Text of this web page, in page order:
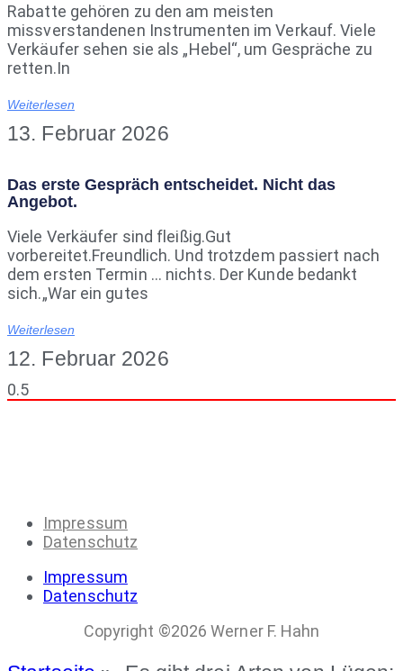
Rabatte gehören zu den am meisten
missverstandenen Instrumenten im Verkauf. Viele
Verkäufer sehen sie als „Hebel“, um Gespräche zu
retten.In
Weiterlesen
13. Februar 2026
Das erste Gespräch entscheidet. Nicht das
Angebot.
Viele Verkäufer sind fleißig.Gut
vorbereitet.Freundlich. Und trotzdem passiert nach
dem ersten Termin … nichts. Der Kunde bedankt
sich.„War ein gutes
Weiterlesen
12. Februar 2026
Impressum
Datenschutz
Impressum
Datenschutz
Copyright ©2026 Werner F. Hahn